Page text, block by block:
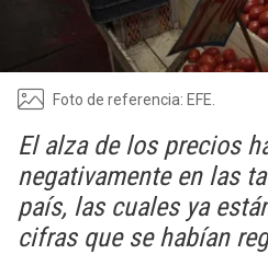
Foto de referencia: EFE.
El alza de los precios
negativamente en las
país, las cuales ya
cifras que se habían